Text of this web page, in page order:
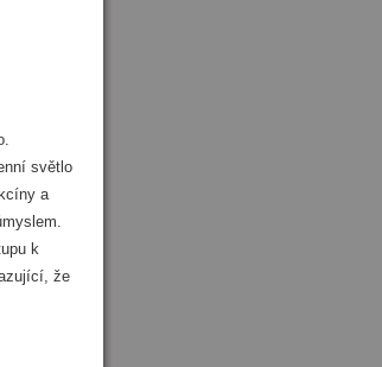
světlo
a
k
že